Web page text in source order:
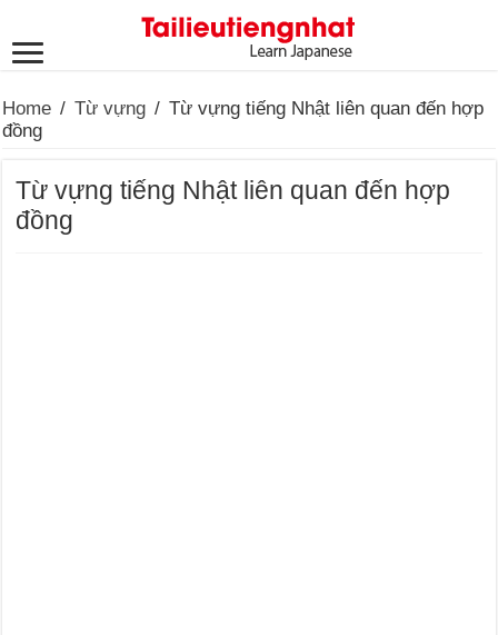
Home / Từ vựng / Từ vựng tiếng Nhật liên quan đến hợp
đồng
Từ vựng tiếng Nhật liên quan đến hợp
đồng